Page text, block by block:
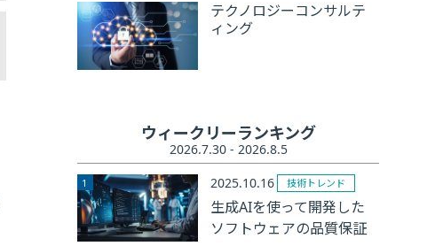
テクノロジーコンサルテ
ィング
ウィークリーランキング
2026.7.30 - 2026.8.5
2025.10.16
技術トレンド
生成AIを使って開発した
ソフトウェアの品質保証